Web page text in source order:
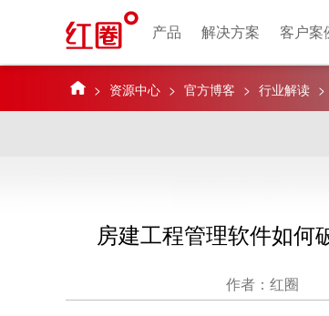
产品 解决方案 客户案
> 资源中心 > 官方博客 > 行业解读 >
房建工程管理软件如何
作者：红圈